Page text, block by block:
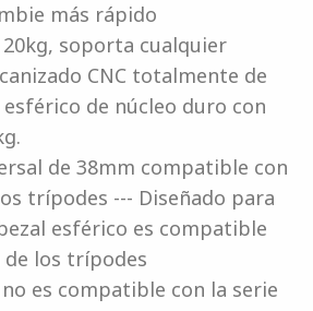
más rápido
soporta cualquier
CNC totalmente de
de núcleo duro con
de 38mm compatible con
trípodes --- Diseñado para
esférico es compatible
de los trípodes
es compatible con la serie